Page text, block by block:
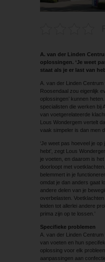
A. van der Linden
oplossingen. ‘Je weet
staat als je er last van
A. van der Linden
Roosendaal zou eigenlijk
oplossingen’ kunnen
specialisten die werken bij
van voetgerelateerde
Lous Wondergem vertelt
vaak simpeler is dan men
‘Je weet pas hoeveel je
hebt’, zegt Lous
je voeten, en daarom is
doorloopt met
belemmert in je
omdat je dan anders gaat
andere delen van je
overbelasten.
leiden tot allerlei andere
prima zijn op te lossen.’
Specifieke problemen
A. van der Linden
van voeten en hun
oplossing voor elk
aanpassingen aan